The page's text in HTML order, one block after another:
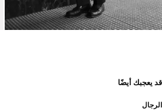
قد يعجبك أيضًا
الرجال